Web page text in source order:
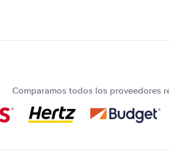
Comparamos todos los proveedores